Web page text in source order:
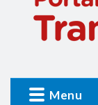
Menu